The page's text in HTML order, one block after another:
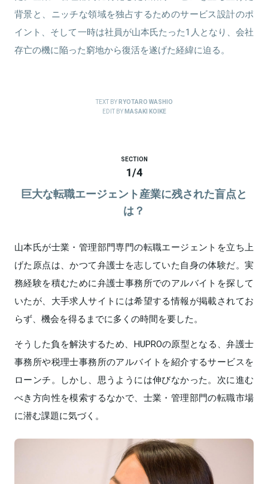
背景と、ニッチな領域を独占するためのサービス設計のポ
イント、そして一時は社員が山本氏たった1人となり、会社
存亡の機に陥った窮地から復活を遂げた経緯に迫る。
TEXT BYRYOTARO WASHIO
EDIT BYMASAKI KOIKE
SECTION
1/4
巨大な転職エージェント産業に残された盲点と
は？
山本氏が士業・管理部門専門の転職エージェントを立ち上
げた原点は、かつて弁護士を志していた自身の体験だ。実
務経験を積むために弁護士事務所でのアルバイトを探して
いたが、大手求人サイトには希望する情報が掲載されてお
らず、機会を得るまでに多くの時間を要した。
そうした負を解決するため、HUPROの原型となる、弁護士
事務所や税理士事務所のアルバイトを紹介するサービスを
ローンチ。しかし、思うようには伸びなかった。次に進む
べき方向性を模索するなかで、士業・管理部門の転職市場
に潜む課題に気づく。